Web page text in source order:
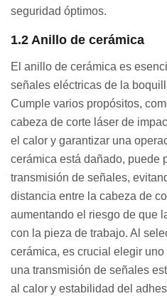
seguridad óptimos.
1.2 Anillo de cerámica
El anillo de cerámica es
señales eléctricas de la
Cumple varios propósitos,
cabeza de corte láser de
el calor y garantizar una
cerámica está dañado, puede
transmisión de señales,
distancia entre la cabeza de
aumentando el riesgo de que
con la pieza de trabajo. Al
cerámica, es crucial elegir
una transmisión de señales
al calor y estabilidad del